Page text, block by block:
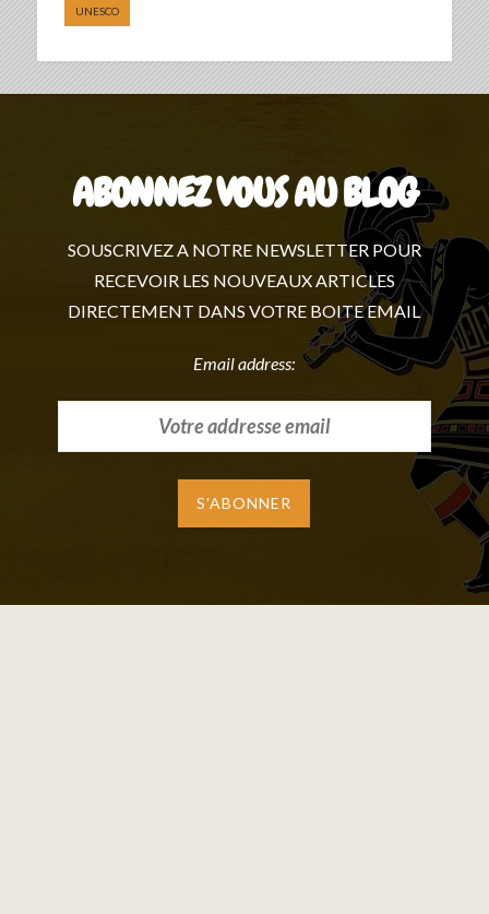
UNESCO
ABONNEZ VOUS AU BLOG
SOUSCRIVEZ A NOTRE NEWSLETTER POUR
RECEVOIR LES NOUVEAUX ARTICLES
DIRECTEMENT DANS VOTRE BOITE EMAIL
Email address: